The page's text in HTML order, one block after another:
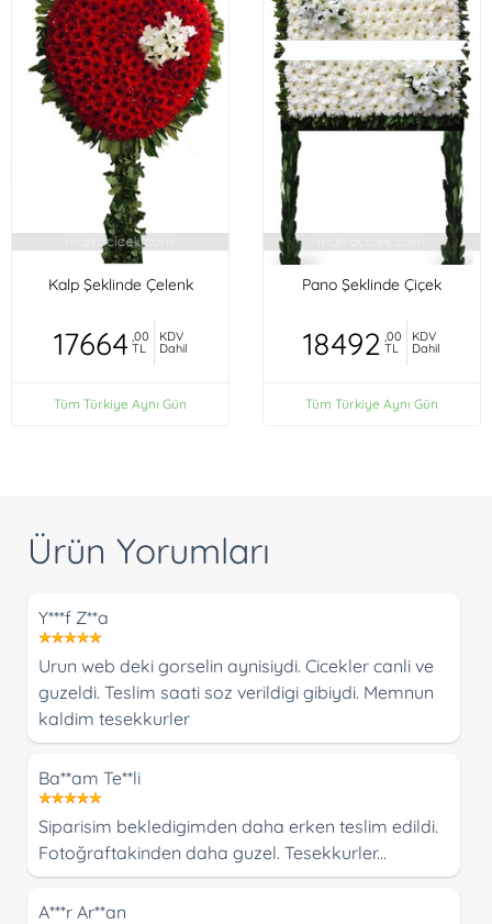
Kalp Şeklinde Çelenk
17664 ,00
TL
KDV
Dahil
Tüm Türkiye Aynı Gün
Pano Şeklinde Çiçek
18492 ,00
TL
KDV
Dahil
Tüm Türkiye Aynı Gün
Ürün Yorumları
Y***f Z**a
Urun web deki gorselin aynisiydi. Cicekler canli ve
guzeldi. Teslim saati soz verildigi gibiydi. Memnun
kaldim tesekkurler
Ba**am Te**li
Siparisim bekledigimden daha erken teslim edildi.
Fotoğraftakinden daha guzel. Tesekkurler...
A***r Ar**an